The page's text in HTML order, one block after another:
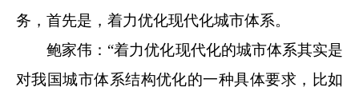
务，首先是，着力优化现代化城市体系。
鲍家伟：“着力优化现代化的城市体系其实是
对我国城市体系结构优化的一种具体要求，比如